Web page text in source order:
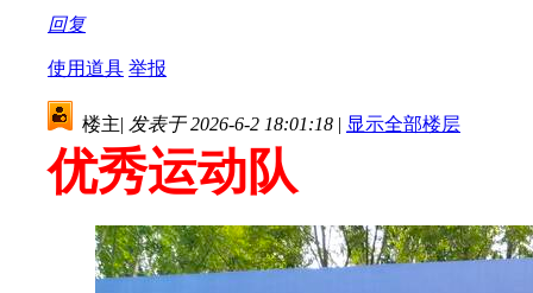
回复
使用道具 举报
楼主| 发表于 2026-6-2 18:01:18 | 显示全部楼层
优秀运动队